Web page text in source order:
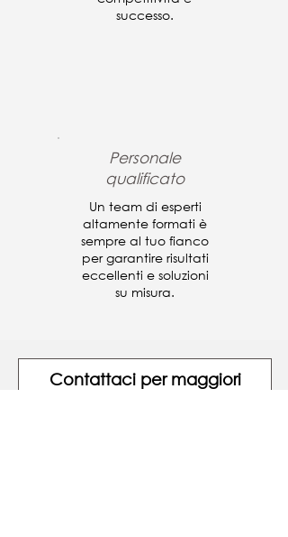
successo.
Personale
qualificato
Un team di esperti
altamente formati è
sempre al tuo fianco
per garantire risultati
eccellenti e soluzioni
su misura.
Contattaci per maggiori